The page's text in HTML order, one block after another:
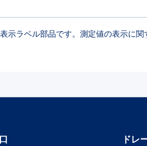
ラベル部品です。測定値の表示に関
ドレ